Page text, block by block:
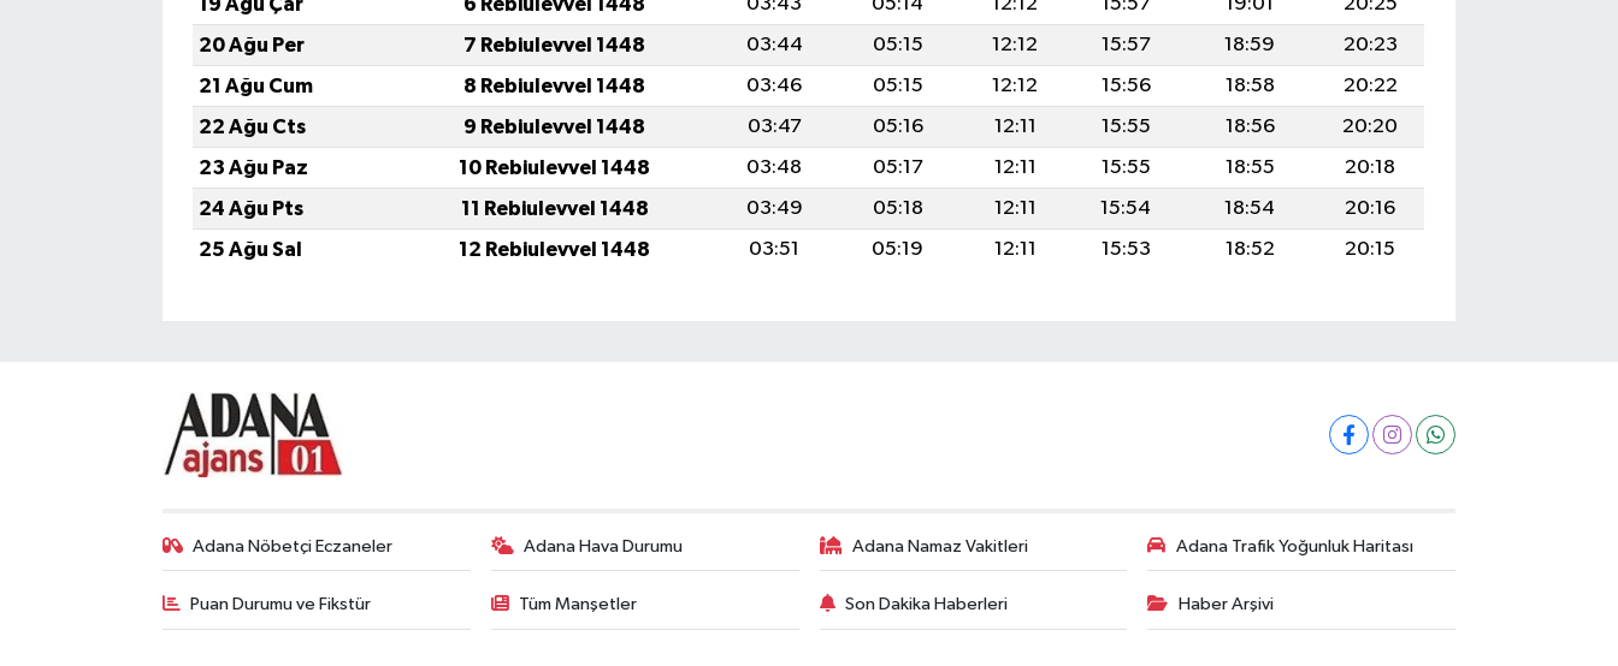
19 Ağu Çar
6 Rebiulevvel 1448 03:43 05:14 12:12 15:57 19:01
20:25
20 Ağu Per
7 Rebiulevvel 1448 03:44 05:15 12:12 15:57 18:59
20:23
21 Ağu Cum
8 Rebiulevvel 1448 03:46 05:15 12:12 15:56 18:58
20:22
22 Ağu Cts
9 Rebiulevvel 1448 03:47 05:16 12:11 15:55 18:56
20:20
23 Ağu Paz
10 Rebiulevvel 1448 03:48 05:17 12:11 15:55 18:55
20:18
24 Ağu Pts
11 Rebiulevvel 1448 03:49 05:18 12:11 15:54 18:54
20:16
25 Ağu Sal
12 Rebiulevvel 1448 03:51 05:19 12:11 15:53 18:52 20:15
Adana Nöbetçi Eczaneler Adana Hava Durumu Adana Namaz Vakitleri Adana Trafik Yoğunluk Haritası
Puan Durumu ve Fikstür Tüm Manşetler Son Dakika Haberleri Haber Arşivi